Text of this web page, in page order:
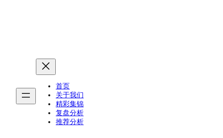
首页
关于我们
精彩集锦
复盘分析
推荐分析